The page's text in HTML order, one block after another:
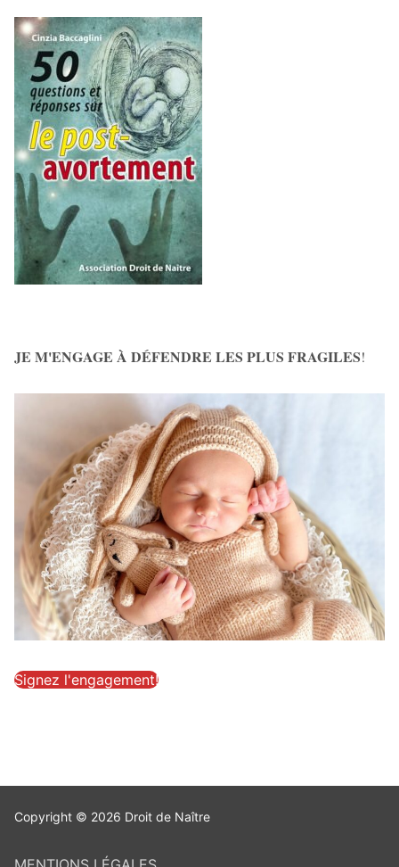
JE M'ENGAGE À DÉFENDRE LES PLUS FRAGILES!
Signez l'engagement!
Copyright © 2026 Droit de Naître